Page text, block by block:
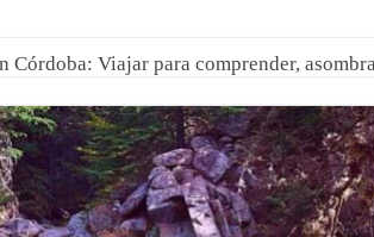
Córdoba: Viajar para comprender,
en Reducción: Tres días de fe,